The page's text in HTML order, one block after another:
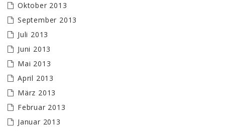
Oktober 2013
September 2013
Juli 2013
Juni 2013
Mai 2013
April 2013
März 2013
Februar 2013
Januar 2013